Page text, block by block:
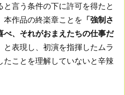
言う条件の下に許可を得たと
本作品の終楽章ことを 「強制さ
べ、それがおまえたちの仕事だ
と表現し、初演を指揮したムラ
たことを理解していないと辛辣